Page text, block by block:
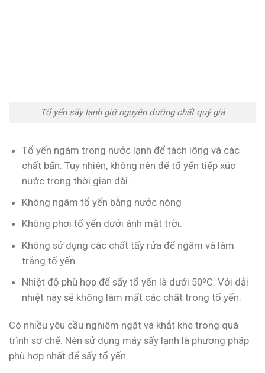
Tổ yến sấy lạnh giữ nguyên dưỡng chất quý giá
Tổ yến ngâm trong nước lạnh để tách lông và các
chất bẩn. Tuy nhiên, không nên để tổ yến tiếp xúc
nước trong thời gian dài.
Không ngâm tổ yến bằng nước nóng
Không phơi tổ yến dưới ánh mặt trời.
Không sử dụng các chất tẩy rửa để ngâm và làm
trắng tổ yến
Nhiệt độ phù hợp để sấy tổ yến là dưới 50ºC. Với dải
nhiệt này sẽ không làm mất các chất trong tổ yến.
Có nhiều yêu cầu nghiêm ngặt và khắt khe trong quá
trình sơ chế. Nên sử dụng máy sấy lạnh là phương pháp
phù hợp nhất để sấy tổ yến.